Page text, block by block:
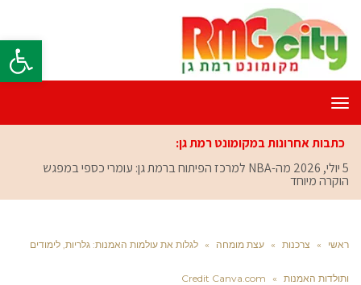
פתח
תפריט
כתבות אחרונות במקומונט רמת גן:
5 יולי, 2026
מה-NBA למרכז הפיתוח ברמת גן: עומרי כספי במפגש
הוקרה מיוחד
ראשי » צרכנות » עצת מומחה » לגלות את עולמות האמנות: גלריות, לימודים
ותולדות האמנות »
Credit Canva.com